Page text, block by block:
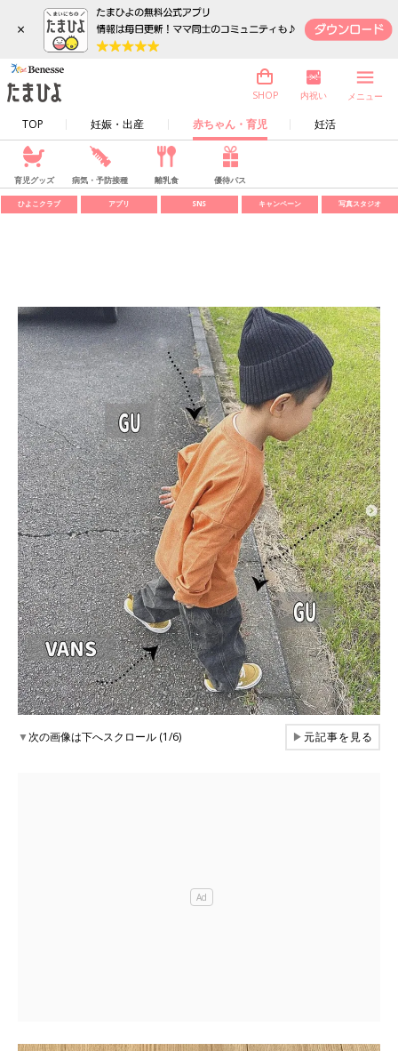
×
TOP 妊娠・出産 赤ちゃん・育児 妊活
SHOP 内祝い メニュー
育児グッズ 病気・予防接種 離乳食 優待パス
ひよこクラブ アプリ SNS キャンペーン 写真スタジオ
▼次の画像は下へスクロール (1/6) ▶元記事を見る